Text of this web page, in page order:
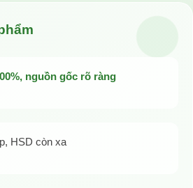
nguồn gốc rõ ràng
HSD còn xa